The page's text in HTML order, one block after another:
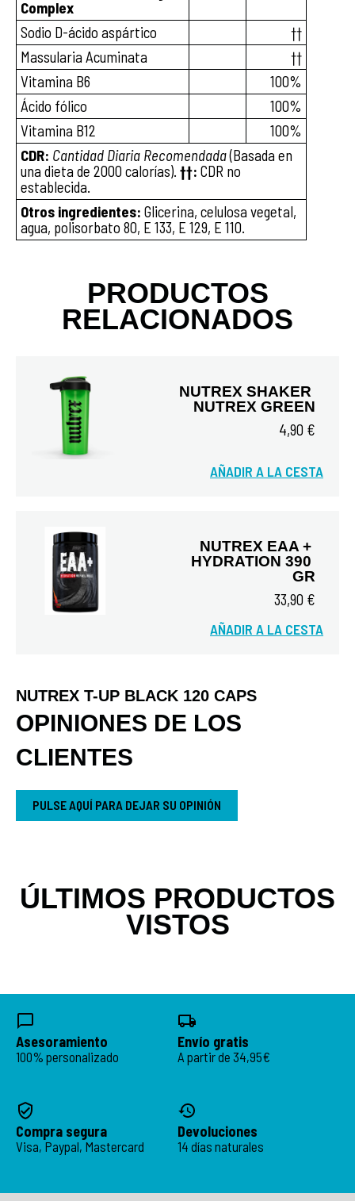
Complex
Sodio D-ácido aspártico
††
Massularia Acuminata
††
Vitamina B6
100%
Ácido fólico
100%
Vitamina B12
100%
CDR: Cantidad Diaria Recomendada(Basada en
una dieta de 2000 calorías).††: CDR no
establecida.
Otros ingredientes:Glicerina, celulosa vegetal,
agua, polisorbato 80, E 133, E 129, E 110.
PRODUCTOS
RELACIONADOS
NUTREX SHAKER
NUTREX GREEN
4,90 €
AÑADIR A LA CESTA
NUTREX EAA +
HYDRATION 390
GR
33,90 €
AÑADIR A LA CESTA
NUTREX T-UP BLACK 120 CAPS
OPINIONES DE LOS
CLIENTES
PULSE AQUÍ PARA DEJAR SU OPINIÓN
ÚLTIMOS PRODUCTOS
VISTOS
Asesoramiento
100% personalizado
Envío gratis
A partir de 34,95€
Compra segura
Visa, Paypal, Mastercard
Devoluciones
14 días naturales